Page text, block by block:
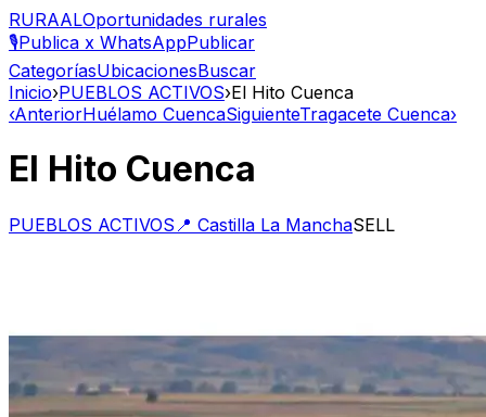
RURAALOportunidades rurales
🎙️Publica x WhatsAppPublicar
CategoríasUbicacionesBuscar
Inicio›PUEBLOS ACTIVOS›El Hito Cuenca
‹AnteriorHuélamo CuencaSiguienteTragacete Cuenca›
El Hito Cuenca
PUEBLOS ACTIVOS 📍 Castilla La ManchaSELL